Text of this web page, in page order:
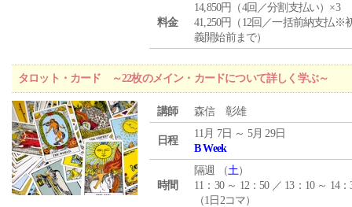
料金
14,850円（4回／分割支払い）×3
41,250円（12回／一括前納支払※
義開始前まで）
タロット・カード ～22枚のメイン・カードについて詳しく学ぶ～
講師 森信 彰雄
日程
11月 7日 ～ 5月 29日
B Week
時間
隔週 （土）
11：30 ～ 12：50 ／ 13：10 ～ 14：
（1日2コマ）